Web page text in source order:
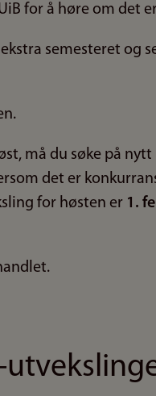
for å høre om det
semesteret og
må du søke på nytt
det er
for høsten er 1.